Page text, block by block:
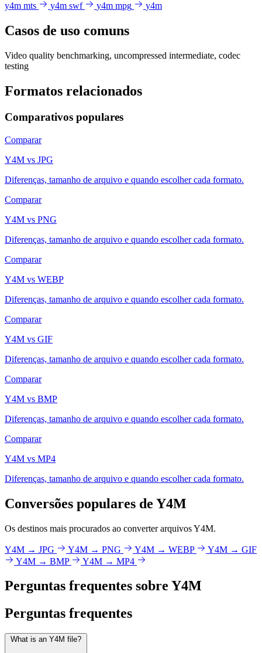
y4m mts y4m swf y4m mpg y4m
Casos de uso comuns
Video quality benchmarking, uncompressed intermediate, codec
testing
Formatos relacionados
Comparativos populares
Comparar
Y4M vs JPG
Diferenças, tamanho de arquivo e quando escolher cada formato.
Comparar
Y4M vs PNG
Diferenças, tamanho de arquivo e quando escolher cada formato.
Comparar
Y4M vs WEBP
Diferenças, tamanho de arquivo e quando escolher cada formato.
Comparar
Y4M vs GIF
Diferenças, tamanho de arquivo e quando escolher cada formato.
Comparar
Y4M vs BMP
Diferenças, tamanho de arquivo e quando escolher cada formato.
Comparar
Y4M vs MP4
Diferenças, tamanho de arquivo e quando escolher cada formato.
Conversões populares de Y4M
Os destinos mais procurados ao converter arquivos Y4M.
Y4M → JPG Y4M → PNG Y4M → WEBP
Y4M → GIF
Y4M → BMP
Y4M → MP4
Perguntas frequentes sobre Y4M
Perguntas frequentes
What is an Y4M file?